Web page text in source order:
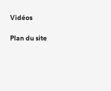
Vidéos
Plan du site